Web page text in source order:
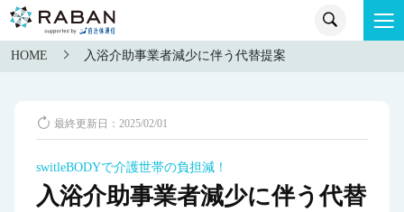
HOME 入浴介助事業者減少に伴う代替提案
最終更新日：2025/02/01
switleBODYで介護世帯の負担減！
入浴介助事業者減少に伴う代替